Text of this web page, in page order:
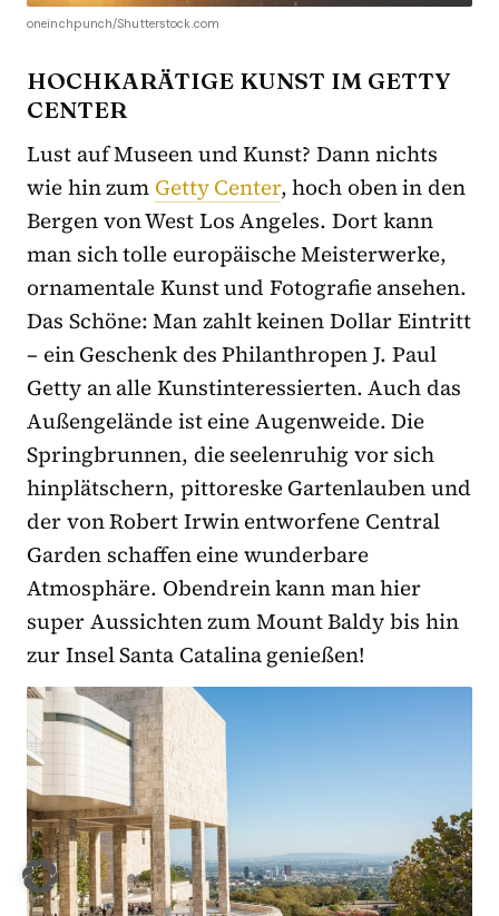
oneinchpunch/Shutterstock.com
HOCHKARÄTIGE KUNST IM GETTY
CENTER
Lust auf Museen und Kunst? Dann nichts
wie hin zum Getty Center, hoch oben in den
Bergen von West Los Angeles. Dort kann
man sich tolle europäische Meisterwerke,
ornamentale Kunst und Fotografie ansehen.
Das Schöne: Man zahlt keinen Dollar Eintritt
– ein Geschenk des Philanthropen J. Paul
Getty an alle Kunstinteressierten. Auch das
Außengelände ist eine Augenweide. Die
Springbrunnen, die seelenruhig vor sich
hinplätschern, pittoreske Gartenlauben und
der von Robert Irwin entworfene Central
Garden schaffen eine wunderbare
Atmosphäre. Obendrein kann man hier
super Aussichten zum Mount Baldy bis hin
zur Insel Santa Catalina genießen!